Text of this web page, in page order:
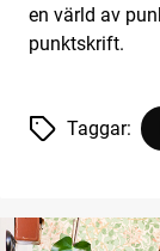
en värld av
punktskrift.
Taggar: